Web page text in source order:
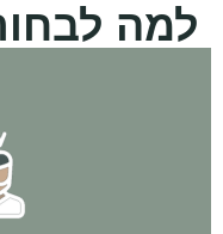
למה
אנחנו איתך לאורך כל
בניית התכנית